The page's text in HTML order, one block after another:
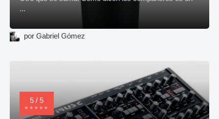
...
por Gabriel Gómez
5 / 5